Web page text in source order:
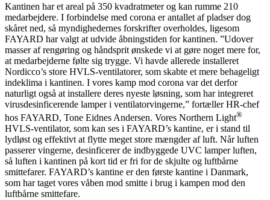
Kantinen har et areal på 350 kvadratmeter og kan rumme 210
medarbejdere. I forbindelse med corona er antallet af pladser dog
skåret ned, så myndighedernes forskrifter overholdes, ligesom
FAYARD har valgt at udvide åbningstiden for kantinen. ”Udover
masser af rengøring og håndsprit ønskede vi at gøre noget mere for,
at medarbejderne følte sig trygge. Vi havde allerede installeret
Nordicco’s store HVLS-ventilatorer, som skabte et mere behageligt
indeklima i kantinen. I vores kamp mod corona var det derfor
naturligt også at installere deres nyeste løsning, som har integreret
virusdesinficerende lamper i ventilatorvingerne,” fortæller HR-chef
hos FAYARD, Tone Eidnes Andersen. Vores Northern Light®
HVLS-ventilator, som kan ses i FAYARD’s kantine, er i stand til
lydløst og effektivt at flytte meget store mængder af luft. Når luften
passerer vingerne, desinficerer de indbyggede UVC lamper luften,
så luften i kantinen på kort tid er fri for de skjulte og luftbårne
smittefarer. FAYARD’s kantine er den første kantine i Danmark,
som har taget vores våben mod smitte i brug i kampen mod den
luftbårne smittefare.